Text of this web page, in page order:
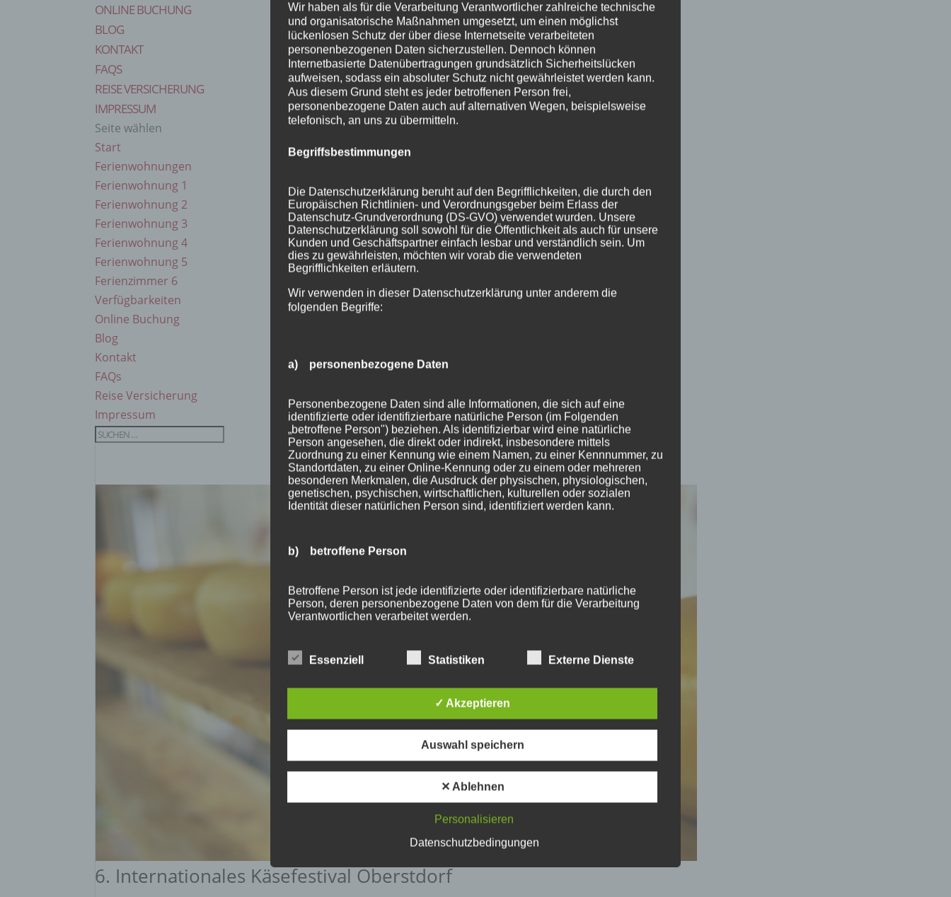
ONLINE BUCHUNG
BLOG
KONTAKT
FAQS
REISE VERSICHERUNG
IMPRESSUM
Seite wählen
Start
Ferienwohnungen
Ferienwohnung 1
Ferienwohnung 2
Ferienwohnung 3
Ferienwohnung 4
Ferienwohnung 5
Ferienzimmer 6
Verfügbarkeiten
Online Buchung
Blog
Kontakt
FAQs
Reise Versicherung
Impressum
6. Internationales Käsefestival Oberstdorf
Wir haben als für die Verarbeitung Verantwortlicher zahlreiche technische
und organisatorische Maßnahmen umgesetzt, um einen möglichst
lückenlosen Schutz der über diese Internetseite verarbeiteten
personenbezogenen Daten sicherzustellen. Dennoch können
Internetbasierte Datenübertragungen grundsätzlich Sicherheitslücken
aufweisen, sodass ein absoluter Schutz nicht gewährleistet werden kann.
Aus diesem Grund steht es jeder betroffenen Person frei,
personenbezogene Daten auch auf alternativen Wegen, beispielsweise
telefonisch, an uns zu übermitteln.
Begriffsbestimmungen
Die Datenschutzerklärung beruht auf den Begrifflichkeiten, die durch den
Europäischen Richtlinien- und Verordnungsgeber beim Erlass der
Datenschutz-Grundverordnung (DS-GVO) verwendet wurden. Unsere
Datenschutzerklärung soll sowohl für die Öffentlichkeit als auch für unsere
Kunden und Geschäftspartner einfach lesbar und verständlich sein. Um
dies zu gewährleisten, möchten wir vorab die verwendeten
Begrifflichkeiten erläutern.
Wir verwenden in dieser Datenschutzerklärung unter anderem die
folgenden Begriffe:
a) personenbezogene Daten
Personenbezogene Daten sind alle Informationen, die sich auf eine
identifizierte oder identifizierbare natürliche Person (im Folgenden
„betroffene Person") beziehen. Als identifizierbar wird eine natürliche
Person angesehen, die direkt oder indirekt, insbesondere mittels
Zuordnung zu einer Kennung wie einem Namen, zu einer Kennnummer, zu
Standortdaten, zu einer Online-Kennung oder zu einem oder mehreren
besonderen Merkmalen, die Ausdruck der physischen, physiologischen,
genetischen, psychischen, wirtschaftlichen, kulturellen oder sozialen
Identität dieser natürlichen Person sind, identifiziert werden kann.
b) betroffene Person
Betroffene Person ist jede identifizierte oder identifizierbare natürliche
Person, deren personenbezogene Daten von dem für die Verarbeitung
Verantwortlichen verarbeitet werden.
c) Verarbeitung
Verarbeitung ist jeder mit oder ohne Hilfe automatisierter Verfahren
mit personenbezogenen Daten wie das Erheben, das Erfassen, die
Organisation, das Ordnen, die Speicherung, die Anpassung oder
Veränderung, das Auslesen, das Abfragen, die Verwendung, die
Offenlegung durch Übermittlung, Verbreitung oder eine andere Form der
d) Einschränkung der Verarbeitung
Einschränkung der Verarbeitung ist die Markierung gespeicherter
Essenziell Statistiken Externe Dienste
✓ Akzeptieren
Auswahl speichern
✕ Ablehnen
Personalisieren
Datenschutzbedingungen